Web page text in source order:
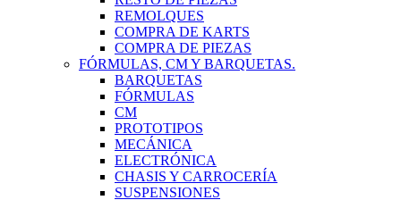
REMOLQUES
COMPRA DE KARTS
COMPRA DE PIEZAS
FÓRMULAS, CM Y BARQUETAS.
BARQUETAS
FÓRMULAS
CM
PROTOTIPOS
MECÁNICA
ELECTRÓNICA
CHASIS Y CARROCERÍA
SUSPENSIONES